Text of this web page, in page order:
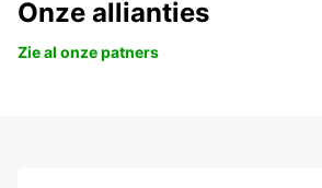
Onze allianties
Zie al onze patners